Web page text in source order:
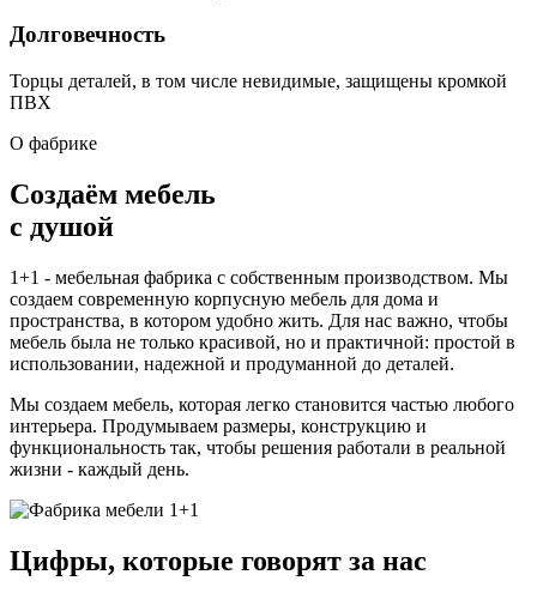
Долговечность
Торцы деталей, в том числе невидимые, защищены кромкой
ПВХ
О фабрике
Создаём мебель
с душой
1+1 - мебельная фабрика с собственным производством. Мы
создаем современную корпусную мебель для дома и
пространства, в котором удобно жить. Для нас важно, чтобы
мебель была не только красивой, но и практичной: простой в
использовании, надежной и продуманной до деталей.
Мы создаем мебель, которая легко становится частью любого
интерьера. Продумываем размеры, конструкцию и
функциональность так, чтобы решения работали в реальной
жизни - каждый день.
Цифры, которые говорят за нас